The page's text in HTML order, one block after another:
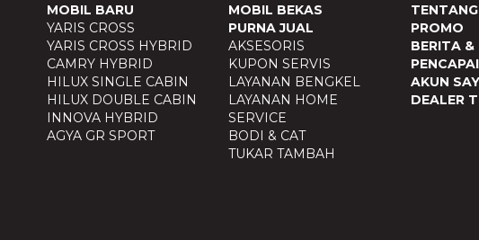
MOBIL BARU
YARIS CROSS
YARIS CROSS HYBRID
CAMRY HYBRID
HILUX SINGLE CABIN
HILUX DOUBLE CABIN
INNOVA HYBRID
AGYA GR SPORT
MOBIL BEKAS
PURNA JUAL
AKSESORIS
KUPON SERVIS
LAYANAN BENGKEL
LAYANAN HOME
SERVICE
BODI & CAT
TUKAR TAMBAH
PROMO
BERITA &
AKUN
DEALER